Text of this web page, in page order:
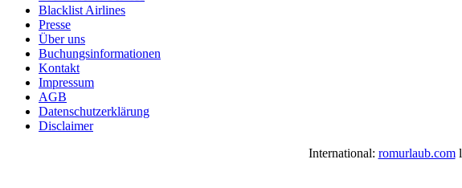
Blacklist Airlines
Presse
Über uns
Buchungsinformationen
Kontakt
Impressum
AGB
Datenschutzerklärung
Disclaimer
International: romurlaub.coml